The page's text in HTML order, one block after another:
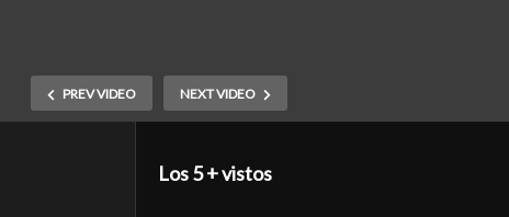
PREV VIDEO NEXT VIDEO
Los 5 + vistos